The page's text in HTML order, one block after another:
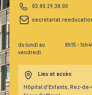
03.80.29.38.00
du lundi au
vendredi
8h15 -
Lieu et accès
Hôpital d'Enfants, Rez-